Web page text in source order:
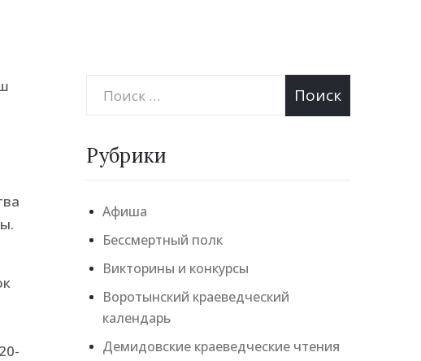
Рубрики
Афиша
Бессмертный полк
Викторины и конкурсы
Воротынский краеведческий
календарь
Демидовские краеведческие чтения